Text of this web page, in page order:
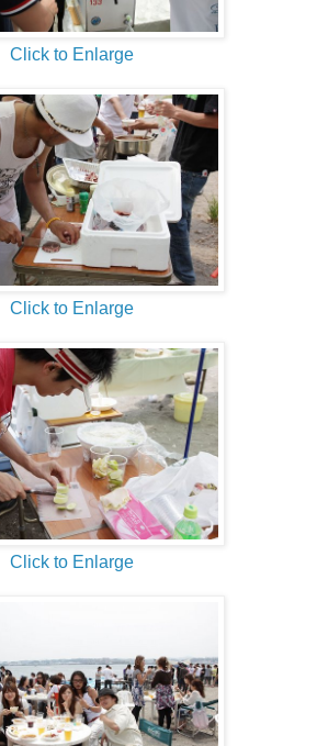
Click to Enlarge
Click to Enlarge
Click to Enlarge